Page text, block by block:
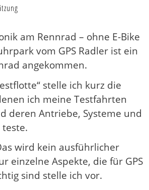
am Rennrad – ohne E-Bike
vom GPS Radler ist ein
angekommen.
stelle ich kurz die
ich meine Testfahrten
deren Antriebe, Systeme und
wird kein ausführlicher
einzelne Aspekte, die für GPS
sind stelle ich vor.